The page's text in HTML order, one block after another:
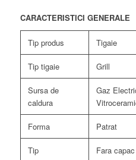
CARACTERISTICI GENERALE
Tip produs Tigaie
Tip tigaie Grill
Sursa de
caldura
Gaz
Forma Patrat
Tip Fara capac